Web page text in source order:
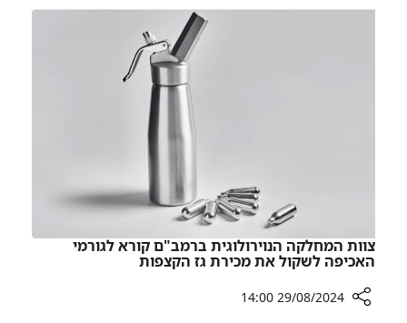
של
3
מצנתרים
בכירים
צוות המחלקה הנוירולוגית ברמב"ם קורא לגורמי
האכיפה לשקול את מכירת גז הקצפות
29/08/2024 14:00